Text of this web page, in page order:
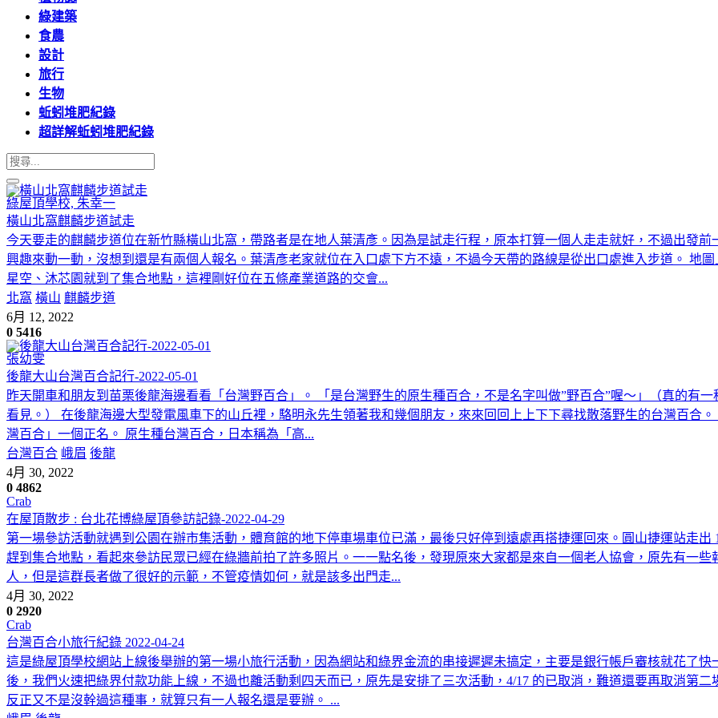
綠建築
食農
設計
旅行
生物
蚯蚓堆肥紀錄
超詳解蚯蚓堆肥紀錄
綠屋頂學校, 朱幸一
橫山北窩麒麟步道試走
今天要走的麒麟步道位在新竹縣橫山北窩，帶路者是在地人葉清彥。因為是試走行程，原本打算一個人走走就好，不過出發
興趣來動一動，沒想到還是有兩個人報名。葉清彥老家就位在入口處下方不遠，不過今天帶的路線是從出口處進入步道。 地
星空、沐芯園就到了集合地點，這裡剛好位在五條產業道路的交會...
北窩 橫山 麒麟步道
6月 12, 2022
0 5416
張幼雯
後龍大山台灣百合記行-2022-05-01
昨天開車和朋友到苗栗後龍海邊看看「台灣野百合」。 「是台灣野生的原生種百合，不是名字叫做”野百合”喔～」（真的有
看見。） 在後龍海邊大型發電風車下的山丘裡，駱明永先生領著我和幾個朋友，來來回回上上下下尋找散落野生的台灣百合
灣百合」一個正名。 原生種台灣百合，日本稱為「高...
台灣百合 峨眉 後龍
4月 30, 2022
0 4862
Crab
在屋頂散步 : 台北花博綠屋頂參訪記錄-2022-04-29
第一場參訪活動就遇到公園在辦市集活動，體育館的地下停車場車位已滿，最後只好停到遠處再搭捷運回來。圓山捷運站走
趕到集合地點，看起來參訪民眾已經在綠牆前拍了許多照片。一一點名後，發現原來大家都是來自一個老人協會，原先有一
人，但是這群長者做了很好的示範，不管疫情如何，就是該多出門走...
4月 30, 2022
0 2920
Crab
台灣百合小旅行紀錄 2022-04-24
這是綠屋頂學校網站上線後舉辦的第一場小旅行活動，因為網站和綠界金流的串接遲遲未搞定，主要是銀行帳戶審核就花了
後，我們火速把綠界付款功能上線，不過也離活動剩四天而已，原先是安排了三次活動，4/17 的已取消，難道還要再取消第
反正又不是沒幹過這種事，就算只有一人報名還是要辦。 ...